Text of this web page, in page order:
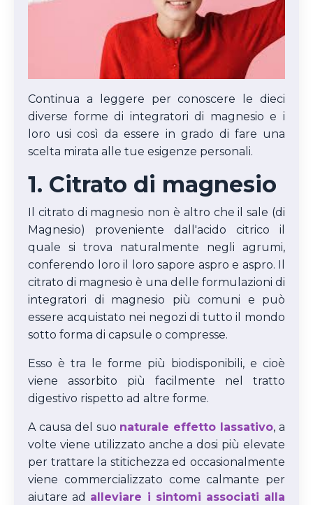
Continua a leggere per conoscere le dieci
diverse forme di integratori di magnesio e i
loro usi così da essere in grado di fare una
scelta mirata alle tue esigenze personali.
1. Citrato di magnesio
Il citrato di magnesio non è altro che il sale (di
Magnesio) proveniente dall'acido citrico il
quale si trova naturalmente negli agrumi,
conferendo loro il loro sapore aspro e aspro. Il
citrato di magnesio è una delle formulazioni di
integratori di magnesio più comuni e può
essere acquistato nei negozi di tutto il mondo
sotto forma di capsule o compresse.
Esso è tra le forme più biodisponibili, e cioè
viene assorbito più facilmente nel tratto
digestivo rispetto ad altre forme.
A causa del suo naturale effetto lassativo, a
volte viene utilizzato anche a dosi più elevate
per trattare la stitichezza ed occasionalmente
viene commercializzato come calmante per
aiutare ad alleviare i sintomi associati alla